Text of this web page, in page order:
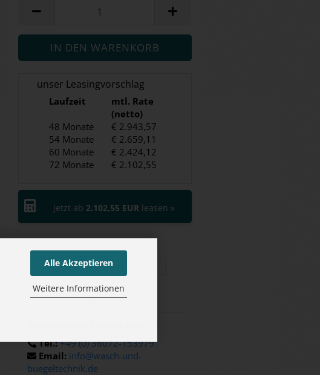
Alle Akzeptieren
Weitere Informationen
Stück
unser Leasingvorschlag
Laufzeit
mtl. Rate
(netto)
48 Monate
€ 2.943,57
54 Monate
€ 2.659,11
60 Monate
€ 2.424,12
72 Monate
€ 2.102,55
jetzt ab 2.102,55 EURleasen »
AUF DEN MERKZETTEL
Haben Sie Fra­gen?
Tel.: +49 (0) 36072-153979
Email: info@wasch-und-
buegeltechnik.de